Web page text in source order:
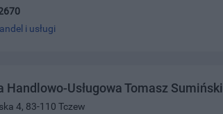
i usługi
Handlowo-Usługowa Tomasz Sumiński
4, 83-110 Tczew